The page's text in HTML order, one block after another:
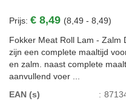
Prijs: € 8,49 (8,49 - 8,49)
Fokker Meat Roll Lam - Zalm
zijn een complete maaltijd
en zalm. naast complete
aanvullend voer ...
EAN (s)
: